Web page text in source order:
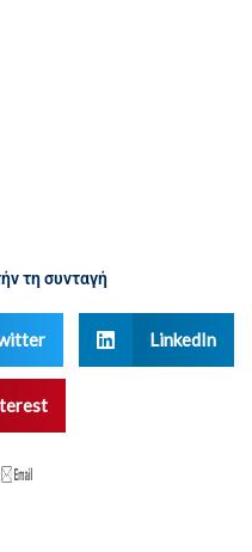
30 λεπτά
με ψητά
τη συνταγή
LinkedIn